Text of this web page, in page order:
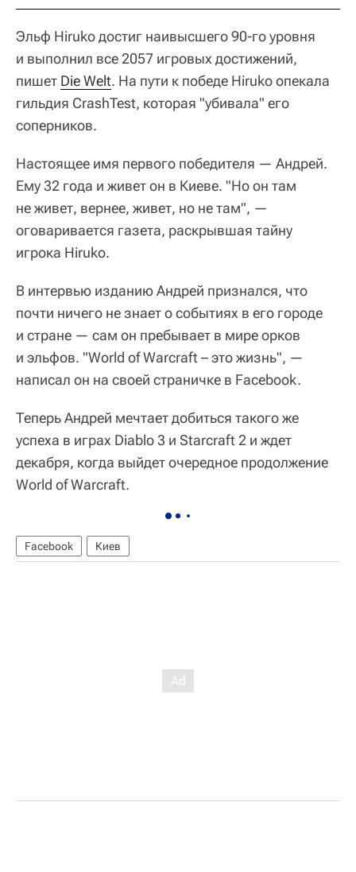
Эльф Hiruko достиг наивысшего 90-го уровня
и выполнил все 2057 игровых достижений,
пишет Die Welt. На пути к победе Hiruko опекала
гильдия CrashTest, которая "убивала" его
соперников.
Настоящее имя первого победителя — Андрей.
Ему 32 года и живет он в Киеве. "Но он там
не живет, вернее, живет, но не там", —
оговаривается газета, раскрывшая тайну
игрока Hiruko.
В интервью изданию Андрей признался, что
почти ничего не знает о событиях в его городе
и стране — сам он пребывает в мире орков
и эльфов. "World of Warcraft – это жизнь", —
написал он на своей страничке в Facebook.
Теперь Андрей мечтает добиться такого же
успеха в играх Diablo 3 и Starcraft 2 и ждет
декабря, когда выйдет очередное продолжение
World of Warcraft.
Facebook Киев